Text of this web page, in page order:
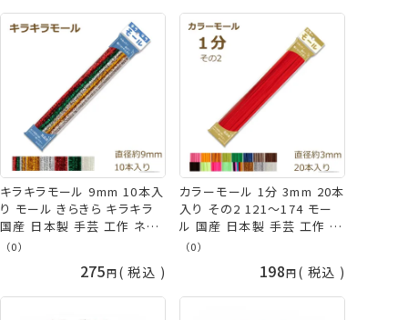
キラキラモール 9mm 10本入
り モール きらきら キラキラ
国産 日本製 手芸 工作 ネコ
ポス可 創＆遊 カラーモール
ド グリーン ゴールド シルバ
ー パール ミックス クリスマ
（0）
275 税込
カラーモール 1分 3mm 20本
入り その2 121～174 モー
ル 国産 日本製 手芸 工作 ネ
コポス可 創＆遊 カラーモー
ンジ グリーン ブルー グレー
ブラック ピンク パール ゴー
（0）
198 税込